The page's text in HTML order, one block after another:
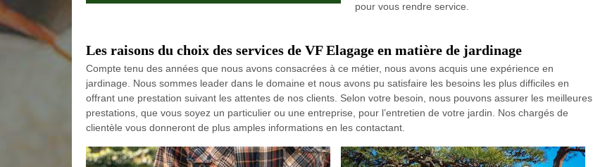
pour vous rendre service.
Les raisons du choix des services de VF Elagage en matière de jardinage
Compte tenu des années que nous avons consacrées à ce métier, nous avons acquis une expérience en
jardinage. Nous sommes leader dans le domaine et nous avons pu satisfaire les besoins les plus difficiles en
offrant une prestation suivant les attentes de nos clients. Selon votre besoin, nous pouvons assurer les meilleures
prestations, que vous soyez un particulier ou une entreprise, pour l’entretien de votre jardin. Nos chargés de
clientèle vous donneront de plus amples informations en les contactant.